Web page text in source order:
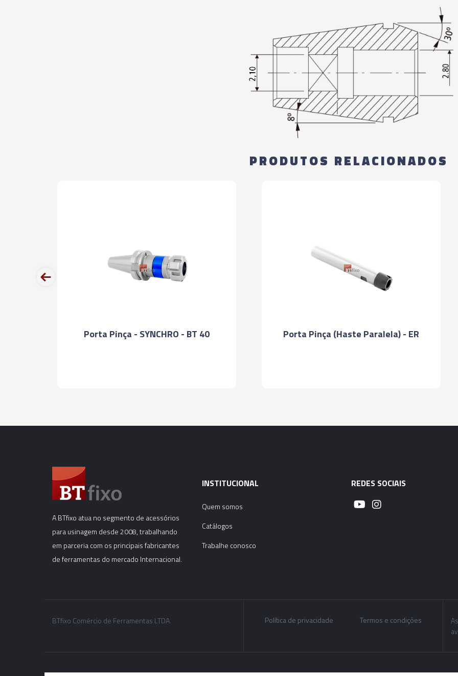
PRODUTOS RELACIONADOS
Porta Pinça - SYNCHRO - BT 40 Porta Pinça (Haste Paralela) - ER
prev
A BTfixo atua no segmento de acessórios
para usinagem desde 2008, trabalhando
em parceria com os principais fabricantes
de ferramentas do mercado Internacional.
INSTITUCIONAL
Quem somos
Catálogos
Trabalhe conosco
REDES SOCIAIS
BTfixo Comércio de Ferramentas LTDA. Política de privacidade Termos e condições